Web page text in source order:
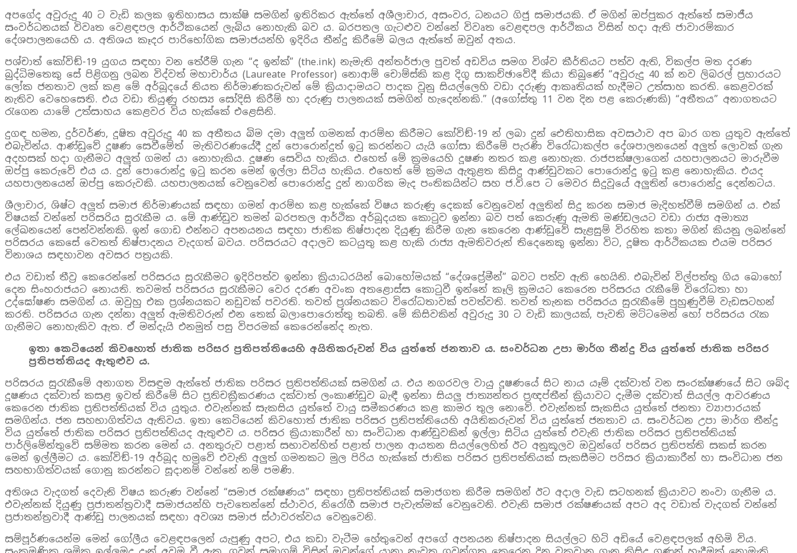
අපගේද අවුරුදු 40 ට වැඩි කලක ඉතිහාසය සාක්ෂි සමගින් ඉතිරිකර ඇත්තේ අශීලාචාර, අසංවර, ධනයට ගිජු සමාජයකි. ඒ මගින් ඔප්පුකර ඇත්තේ සමාජීය
සංවර්ධනයක් විවෘත වෙළඳපල ආර්ථිකයෙන් ලැබිය නොහැකි බව ය. බරපතල ගැටළුව වන්නේ විවෘත වෙළඳපල ආර්ථිකය විසින් හදා ඇති ජාවාරම්කාර
දේශපාලනයෙහි ය. අතිශය කෑදර පාරිභෝගික සමාජයන්හි ඉදිරිය තීන්දු කිරීමේ බලය ඇත්තේ ඔවුන් අතය.
පශ්චාත් කෝවිඞ්-19 යුගය සඳහා වන තේරීම් ගැන “ද ඉන්ක්” (the.ink) නැමැති අන්තර්ජාල පුවත් අඩවිය සමග විශ්ව කීර්තියට පත්ව ඇති, විකල්ප මත දරණ
බුද්ධිමතෙකු සේ පිළිගනු ලබන විද්වත් මහාචාර්ය (Laureate Professor) නොආම් චොම්ස්කි කළ දිගු සාකච්ඡාවේදී කියා තිබුණේ “අවුරුදු 40 ක් නව ලිබරල් ප්‍රහාරයට
ලෝක ජනතාව ලක් කළ මේ අර්බූදයේ නියත නිර්මාණකරුවන් මේ ක්‍රියාදාමයට පාදක වූනු සියල්ලෙහි වඩා දරුණු ආකෘතියක් හැදීමට උත්සාහ කරති. කෙළවරක්
නැතිව වෙහෙසෙති. එය වඩා තියුණු රහස්‍ය සෝදිසි කිරීම් හා දරුණු පාලනයක් සමගින් හැදෙන්නකි.” (අගෝස්තු 11 වන දින පළ කෙරුණකි) “අතීතය” අනාගතයට
රැගෙන යාමේ උත්සාහය කෙළවර විය හැක්කේ එළෙසිනි.
දුගඳ හමන, දුර්වර්ණ, දූෂිත අවුරුදු 40 ක අතීතය බිම දමා අලුත් ගමනක් ආරම්භ කිරීමට කෝවිඞ්-19 න් ලබා දුන් ඓතිහාසික අවසථාව අප බාර ගත යුතුව ඇත්තේ
එබැවින්ය. ආණ්ඩුවේ දූෂණ සෙවීමේත් මැතිවරණයේදී දුන් පොරොන්දුත් ඉටු කරන්නට යැයි ගෝසා කිරීමේ පැරණි විරෝධාකල්ප දේශපාලනයෙන් අලුත් ලොවක් ගැන
අදහසක් හදා ගැනීමට අලුත් ගමන් යා නොහැකිය. දූෂණ සෙවිය හැකිය. එහෙත් මේ ක්‍රමයෙහි දූෂණ නතර කළ නොහැක. රාජපක්ෂලාගෙන් යහපාලනයට මාරුවීම
ඔප්පු කෙරුවේ එය ය. දුන් පොරොන්දු ඉටු කරන මෙන් ඉල්ලා සිටිය හැකිය. එහෙත් මේ ක්‍රමය ඇතුළත කිසිදු ආණ්ඩුවකට පොරොන්දු ඉටු කළ නොහැකිය. එයද
යහපාලනයෙන් ඔප්පු කෙරුවකි. යහපාලනයක් වෙනුවෙන් පොරොන්දු දුන් නාගරික මැද පංතිකයින්ට සහ ජ.වි.පෙ ට මෙවර සිදුවූයේ අලුතින් පොරොන්දු දෙන්නටය.
ශීලාචාර, ශිෂ්ට අලුත් සමාජ නිර්මාණයක් සඳහා ගමන් ආරම්භ කළ හැක්කේ විෂය කරුණු දෙකක් වෙනුවෙන් අලුතින් සිදු කරන සමාජ මැදිහත්වීම් සමගින් ය. එක්
විෂයක් වන්නේ පරිසරිය සුරැකීම ය. මේ ආණ්ඩුව තමන් බරපතල ආර්ථික අර්බූදයක කොටුව ඉන්නා බව පත් කෙරුණු ඇමති මණ්ඩලයට වඩා රාජ්‍ය අමාත්‍ය
ලේඛනයෙන් පෙන්වන්නකි. ඉන් ගොඩ එන්නට අපනයනය සඳහා ජාතික නිෂ්පාදන දියුණු කිරීම ගැන කෙරෙන ආණ්ඩුවේ සැළසුම් විරහිත කතා මගින් කියනු ලබන්නේ
පරිසරය කෙසේ වෙතත් නිෂ්පාදනය වැදගත් බවය. පරිසරයට අදාලව කටයුතු කළ හැකි රාජ්‍ය ඇමතිවරුන් තිදෙනෙකු ඉන්නා විට, දූෂිත ආර්ථිකයක එයම පරිසර
විනාශය සඳහාවන අවසර පත්‍රයකි.
එය වඩාත් තීව්‍ර කෙරෙන්නේ පරිසරය සුරැකීමට ඉදිරිපත්ව ඉන්නා ක්‍රියාධරයින් බොහෝමයක් “දේශප්‍රේමීන්” බවට පත්ව ඇති හෙයිනි. එබැවින් විල්පත්තු ගිය බොහෝ
දෙන සිංහරාජයට නොයති. තවමත් පරිසරය සුරැකීමට වෙර දරණ අවංක අතළොස්ස කොටුවී ඉන්නේ කෑලි ක්‍රමයට කෙරෙන පරිසරය රැකීමේ විරෝධතා හා
උද්ඝෝෂණ සමගින් ය. ඔවුහු එක ප්‍රශ්නයකට නඩුවක් පවරති. තවත් ප්‍රශ්නයකට විරෝධතාවක් පවත්වති. තවත් තැනක පරිසරය සුරැකීමේ පුහුණුවීම් වැඩසටහන්
කරති. පරිසරය ගැන දන්නා අලුත් ඇමතිවරුන් එන තෙක් බලාපොරොත්තු තබති. මේ කිසිවකින් අවුරුදු 30 ට වැඩි කාලයක්, පැවති මට්ටමෙන් හෝ පරිසරය රැක
ගැනීමට නොහැකිව ඇත. ඒ මන්දැයි එනමුත් පසු විපරමක් කෙරෙන්නේද නැත.
ඉතා කෙටියෙන් කිවහොත් ජාතික පරිසර ප්‍රතිපත්තියෙහි අයිතිකරුවන් විය යුත්තේ ජනතාව ය. සංවර්ධන උපා මාර්ග තීන්දු විය යුත්තේ ජාතික පරිසර
ප්‍රතිපත්තියද ඇතුළුව ය.
පරිසරය සුරැකීමේ අනාගත විසඳුම ඇත්තේ ජාතික පරිසර ප්‍රතිපත්තියක් සමගින් ය. එය නගරවල වායු දූෂණයේ සිට නාය යෑම් දක්වාත් වන සංරක්ෂණයේ සිට ශබ්ද
දූෂණය දක්වාත් කසළ ඉවත් කිරීමේ සිට ප්‍රතිචක්‍රීකරණය දක්වාත් ලංකාණ්ඩුව බැඳී ඉන්නා සියලු ජාත්‍යන්තර ප්‍රඥප්තීන් ක්‍රියාවට දැමීම දක්වාත් සියල්ල ආවරණය
කෙරෙන ජාතික ප්‍රතිපත්තියක් විය යුතුය. එවැන්නක් සැකසිය යුත්තේ වායු සමීකරණය කළ කාමර තුල නොවේ. එවැන්නක් සැකසිය යුත්තේ ජනතා ව්‍යාපාරයක්
සමගින්ය. ජන සහභාගිත්වය ඇතිවය. ඉතා කෙටියෙන් කිවහොත් ජාතික පරිසර ප්‍රතිපත්තියෙහි අයිතිකරුවන් විය යුත්තේ ජනතාව ය. සංවර්ධන උපා මාර්ග තීන්දු
විය යුත්තේ ජාතික පරිසර ප්‍රතිපත්තියද ඇතුළුව ය. පරිසර ක්‍රියාකාරීන් හා සංවිධාන ආණ්ඩුවකින් ඉල්ලා සිටිය යුත්තේ එවැනි ජාතික පරිසර ප්‍රතිපත්තියක්
පාර්ලිමේන්තුවේ සම්මත කරන මෙන් ය. අනතුරුව පළාත් සභාවන්හිත් පළාත් පාලන ආයතන සියල්ලෙහිත් ඊට අනුකූලව ඔවුන්ගේ පරිසර ප්‍රතිපත්ති සකස් කරන
මෙන් ඉල්ලීමට ය. කෝවිඞ්-19 අර්බූද හමුවේ එවැනි අලුත් ගමනකට මුල පිරිය හැක්කේ ජාතික පරිසර ප්‍රතිපත්තියක් සැකසීමට පරිසර ක්‍රියාකාරීන් හා සංවිධාන ජන
සහභාගිත්වයක් ගොනු කරන්නට සූදානම් වන්නේ නම් පමණි.
අතිශය වැදගත් දෙවැනි විෂය කරුණ වන්නේ “සමාජ රක්ෂණය” සඳහා ප්‍රතිපත්තියක් සමාජගත කිරීම සමගින් ඊට අදාල වැඩ සටහනක් ක්‍රියාවට නංවා ගැනීම ය.
එවැන්නක් දියුණු ප්‍රජාතන්ත්‍රවාදී සමාජයන්හි පැවතෙන්නේ ස්ථාවර, නිරෝගී සමාජ පැවැත්මක් වෙනුවෙනි. එවැනි සමාජ රක්ෂණයක් අපට අද වඩාත් වැදගත් වන්නේ
ප්‍රජාතන්ත්‍රවාදී ආණ්ඩු පාලනයක් සඳහා අවශ්‍ය සමාජ ස්ථාවරත්වය වෙනුවෙනි.
සම්පූර්ණයෙන්ම මෙන් ගෝලීය වෙළඳපලෙන් යැපුණු අපට, එය කඩා වැටීම හේතුවෙන් අපගේ අපනයන නිෂ්පාදන සියල්ලට හිටි අඩියේ වෙළඳපලක් අහිමි විය.